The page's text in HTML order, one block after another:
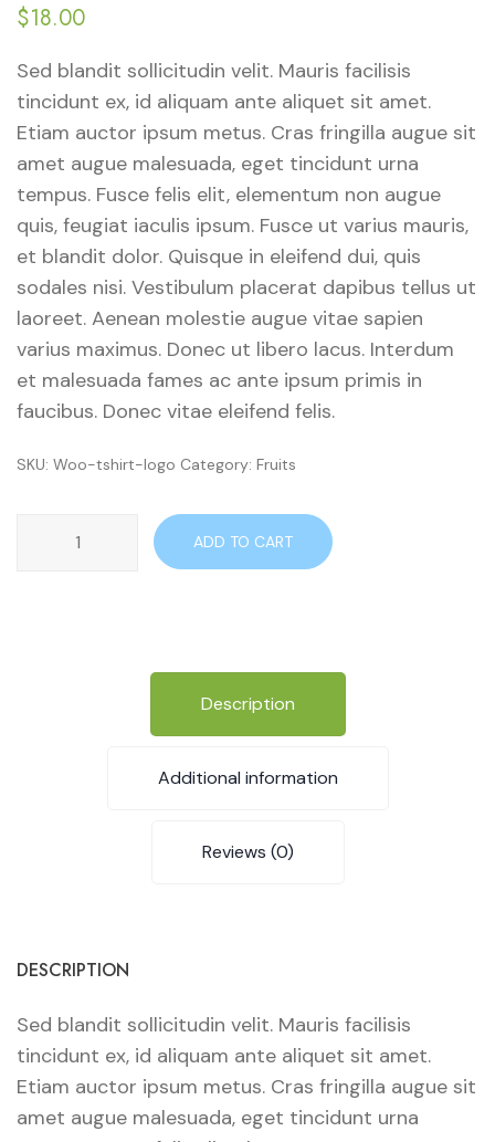
$18.00
Sed blandit sollicitudin velit. Mauris facilisis
tincidunt ex, id aliquam ante aliquet sit amet.
Etiam auctor ipsum metus. Cras fringilla augue sit
amet augue malesuada, eget tincidunt urna
tempus. Fusce felis elit, elementum non augue
quis, feugiat iaculis ipsum. Fusce ut varius mauris,
et blandit dolor. Quisque in eleifend dui, quis
sodales nisi. Vestibulum placerat dapibus tellus ut
laoreet. Aenean molestie augue vitae sapien
varius maximus. Donec ut libero lacus. Interdum
et malesuada fames ac ante ipsum primis in
faucibus. Donec vitae eleifend felis.
SKU: Woo-tshirt-logo Category: Fruits
ADD TO CART
Description
Additional information
Reviews (0)
DESCRIPTION
Sed blandit sollicitudin velit. Mauris facilisis
tincidunt ex, id aliquam ante aliquet sit amet.
Etiam auctor ipsum metus. Cras fringilla augue sit
amet augue malesuada, eget tincidunt urna